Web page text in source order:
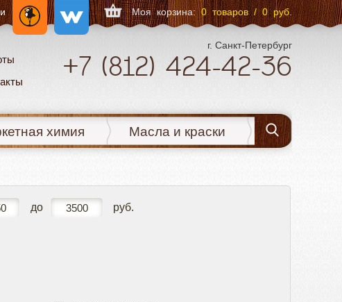
Моя корзина:0 товаров / 0 руб.
г. Санкт-Петербург
+7 (812) 424-42-36
химия Масла и краски
до руб.